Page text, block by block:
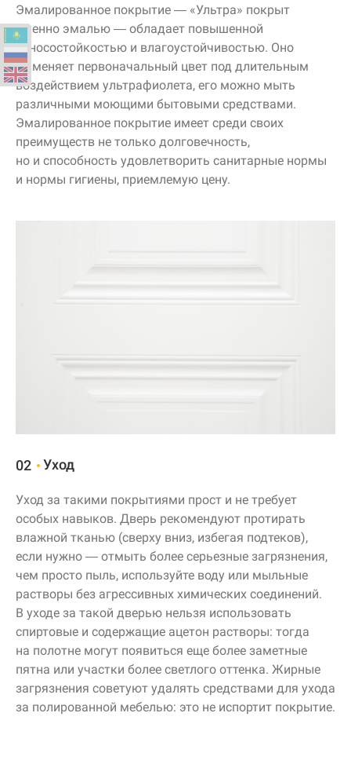
Эмалированное покрытие — «Ультра» покрыт
именно эмалью — обладает повышенной
износостойкостью и влагоустойчивостью. Оно
не меняет первоначальный цвет под длительным
воздействием ультрафиолета, его можно мыть
различными моющими бытовыми средствами.
Эмалированное покрытие имеет среди своих
преимуществ не только долговечность,
но и способность удовлетворить санитарные нормы
и нормы гигиены, приемлемую цену.
02 Уход
Уход за такими покрытиями прост и не требует
особых навыков. Дверь рекомендуют протирать
влажной тканью (сверху вниз, избегая подтеков),
если нужно — отмыть более серьезные загрязнения,
чем просто пыль, используйте воду или мыльные
растворы без агрессивных химических соединений.
В уходе за такой дверью нельзя использовать
спиртовые и содержащие ацетон растворы: тогда
на полотне могут появиться еще более заметные
пятна или участки более светлого оттенка. Жирные
загрязнения советуют удалять средствами для ухода
за полированной мебелью: это не испортит покрытие.